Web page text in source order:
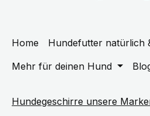
Home Hundefutter natürlich
Mehr für deinen Hund
Hundegeschirre unsere